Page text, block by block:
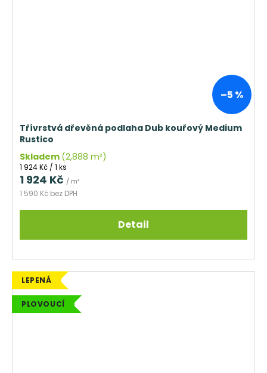
–5 %
Třívrstvá dřevěná podlaha Dub kouřový Medium
Rustico
Skladem (2,888 m²)
1 590 Kč bez DPH
1 924 Kč / m²
Měrná
cena:
1 924 Kč / 1 ks
Detail
LEPENÁ
PLOVOUCÍ